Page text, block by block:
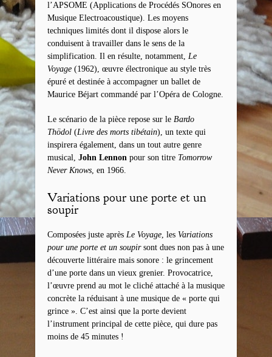
l’APSOME (Applications de Procédés SOnores en
Musique Electroacoustique). Les moyens
techniques limités dont il dispose alors le
conduisent à travailler dans le sens de la
simplification. Il en résulte, notamment, Le
Voyage (1962), œuvre électronique au style très
épuré et destinée à accompagner un ballet de
Maurice Béjart commandé par l’Opéra de Cologne.
Le scénario de la pièce repose sur le Bardo
Thödol (Livre des morts tibétain), un texte qui
inspirera également, dans un tout autre genre
musical, John Lennon pour son titre Tomorrow
Never Knows, en 1966.
Variations pour une porte et un
soupir
Composées juste après Le Voyage, les Variations
pour une porte et un soupirsont dues non pas à une
découverte littéraire mais sonore : le grincement
d’une porte dans un vieux grenier. Provocatrice,
l’œuvre prend au mot le cliché attaché à la musique
concrète la réduisant à une musique de « porte qui
grince ». C’est ainsi que la porte devient
l’instrument principal de cette pièce, qui dure pas
moins de 45 minutes !